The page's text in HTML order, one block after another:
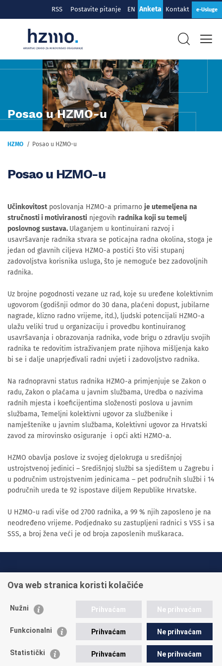
RSS Postavite pitanje EN Anketa Kontakt e-Usluge
Posao u HZMO-u
HZMO Posao u HZMO-u
Posao u HZMO-u
Učinkovitostposlovanja HZMO-a primarno je utemeljena na
stručnosti i motiviranosti njegovih radnika koji su temelj
poslovnog sustava. Ulaganjem u kontinuirani razvoj i
usavršavanje radnika stvara se poticajna radna okolina, stoga je
jedan od glavnih ciljeva HZMO-a postići što viši stupanj
zadovoljstva korisnika usluga, što je nemoguće bez zadovoljnih
radnika.
Uz brojne pogodnosti vezane uz rad, koje su uređene kolektivnim
ugovorom (godišnji odmor do 30 dana, plaćeni dopust, jubilarne
nagrade, klizno radno vrijeme, itd.), ljudski potencijali HZMO-a
ulažu veliki trud u organizaciju i provedbu kontinuiranog
usavršavanja i obrazovanja radnika, vode brigu o zdravlju svojih
radnika te redovitim istraživanjem prate njihova mišljenja kako
bi se i dalje unaprjeđivali radni uvjeti i zadovoljstvo radnika.
Na radnopravni status radnika HZMO-a primjenjuje se Zakon o
radu, Zakon o plaćama u javnim službama, Uredba o nazivima
radnih mjesta i koeficijentima složenosti poslova u javnim
službama, Temeljni kolektivni ugovor za službenike i
namještenike u javnim službama, Kolektivni ugovor za Hrvatski
zavod za mirovinsko osiguranje i opći akti HZMO-a.
HZMO obavlja poslove iz svojeg djelokruga u središnjoj
ustrojstvenoj jedinici – Središnjoj službi sa sjedištem u Zagrebu i
u područnim ustrojstvenim jedinicama – pet područnih službi i 14
područnih ureda te 92 ispostave diljem Republike Hrvatske.
U HZMO-u radi više od 2700 radnika, a 99 % njih zaposleno je na
neodređeno vrijeme. Podjednako su zastupljeni radnici s VSS i sa
SSS, a broj žena veći je od broja zaposlenih muškaraca.
+385 1 45 95 011
Postavite pitanje
Ova web stranica koristi kolačiće
Nužni Prihvaćam Ne prihvaćam
Funkcionalni Prihvaćam Ne prihvaćam
Statistički Prihvaćam Ne prihvaćam